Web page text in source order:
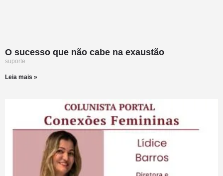
O sucesso que não cabe na exaustão
suporte
Leia mais »